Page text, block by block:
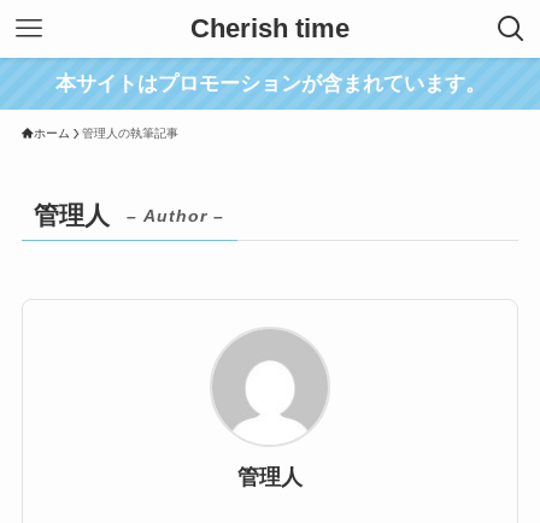
Cherish time
本サイトはプロモーションが含まれています。
ホーム 管理人の執筆記事
管理人 – Author –
管理人